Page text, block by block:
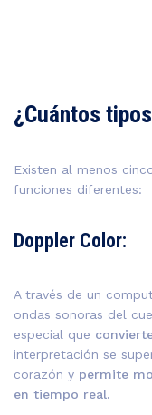
¿Cuántos
Existen al menos
funciones diferentes:
Doppler Color:
A través de un
ondas sonoras del
especial que
interpretación se
corazón y permite
en tiempo real.